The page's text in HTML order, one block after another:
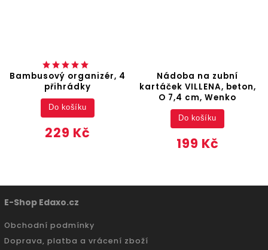
Bambusový organizér, 4
přihrádky
229 Kč
Do košíku
Nádoba na zubní
kartáček VILLENA, beton,
O 7,4 cm, Wenko
199 Kč
Do košíku
E-Shop Edaxo.cz
Obchodní podmínky
Doprava, platba a vrácení zboží